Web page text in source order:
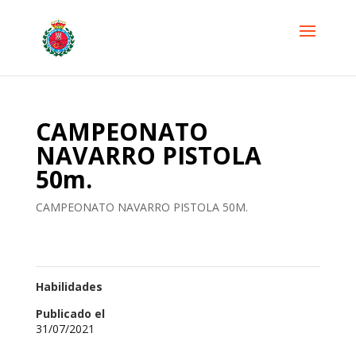
CAMPEONATO
NAVARRO PISTOLA
50m.
CAMPEONATO NAVARRO PISTOLA 50M.
Habilidades
Publicado el
31/07/2021